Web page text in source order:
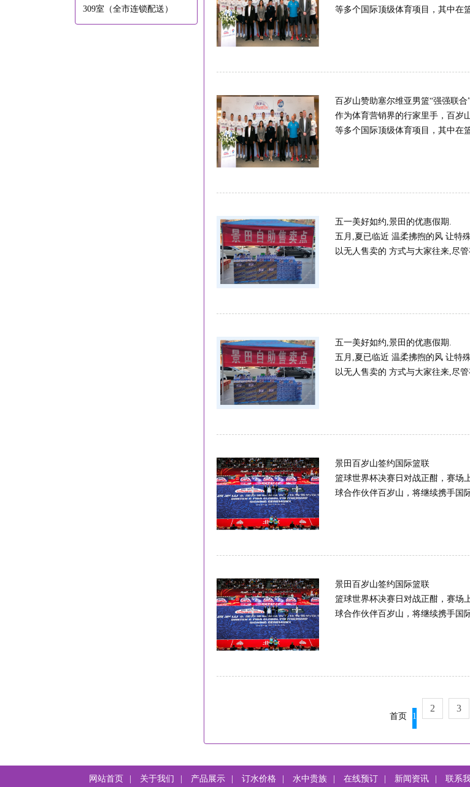
309室（全市连锁配送）
等多个国际顶级体育项目，其中在
百岁山赞助塞尔维亚男篮“强强联合
作为体育营销界的行家里手，百岁
等多个国际顶级体育项目，其中在
五一美好如约,景田的优惠假期.
五月,夏已临近 温柔拂煦的风 让特
以无人售卖的 方式与大家往来,尽
五一美好如约,景田的优惠假期.
五月,夏已临近 温柔拂煦的风 让特
以无人售卖的 方式与大家往来,尽
景田百岁山签约国际篮联
篮球世界杯决赛日对战正酣，赛场
球合作伙伴百岁山，将继续携手国
景田百岁山签约国际篮联
篮球世界杯决赛日对战正酣，赛场
球合作伙伴百岁山，将继续携手国
首页 1
2 3
网站首页 关于我们 产品展示 订水价格 水中贵族 在线预订 新闻资讯 联系